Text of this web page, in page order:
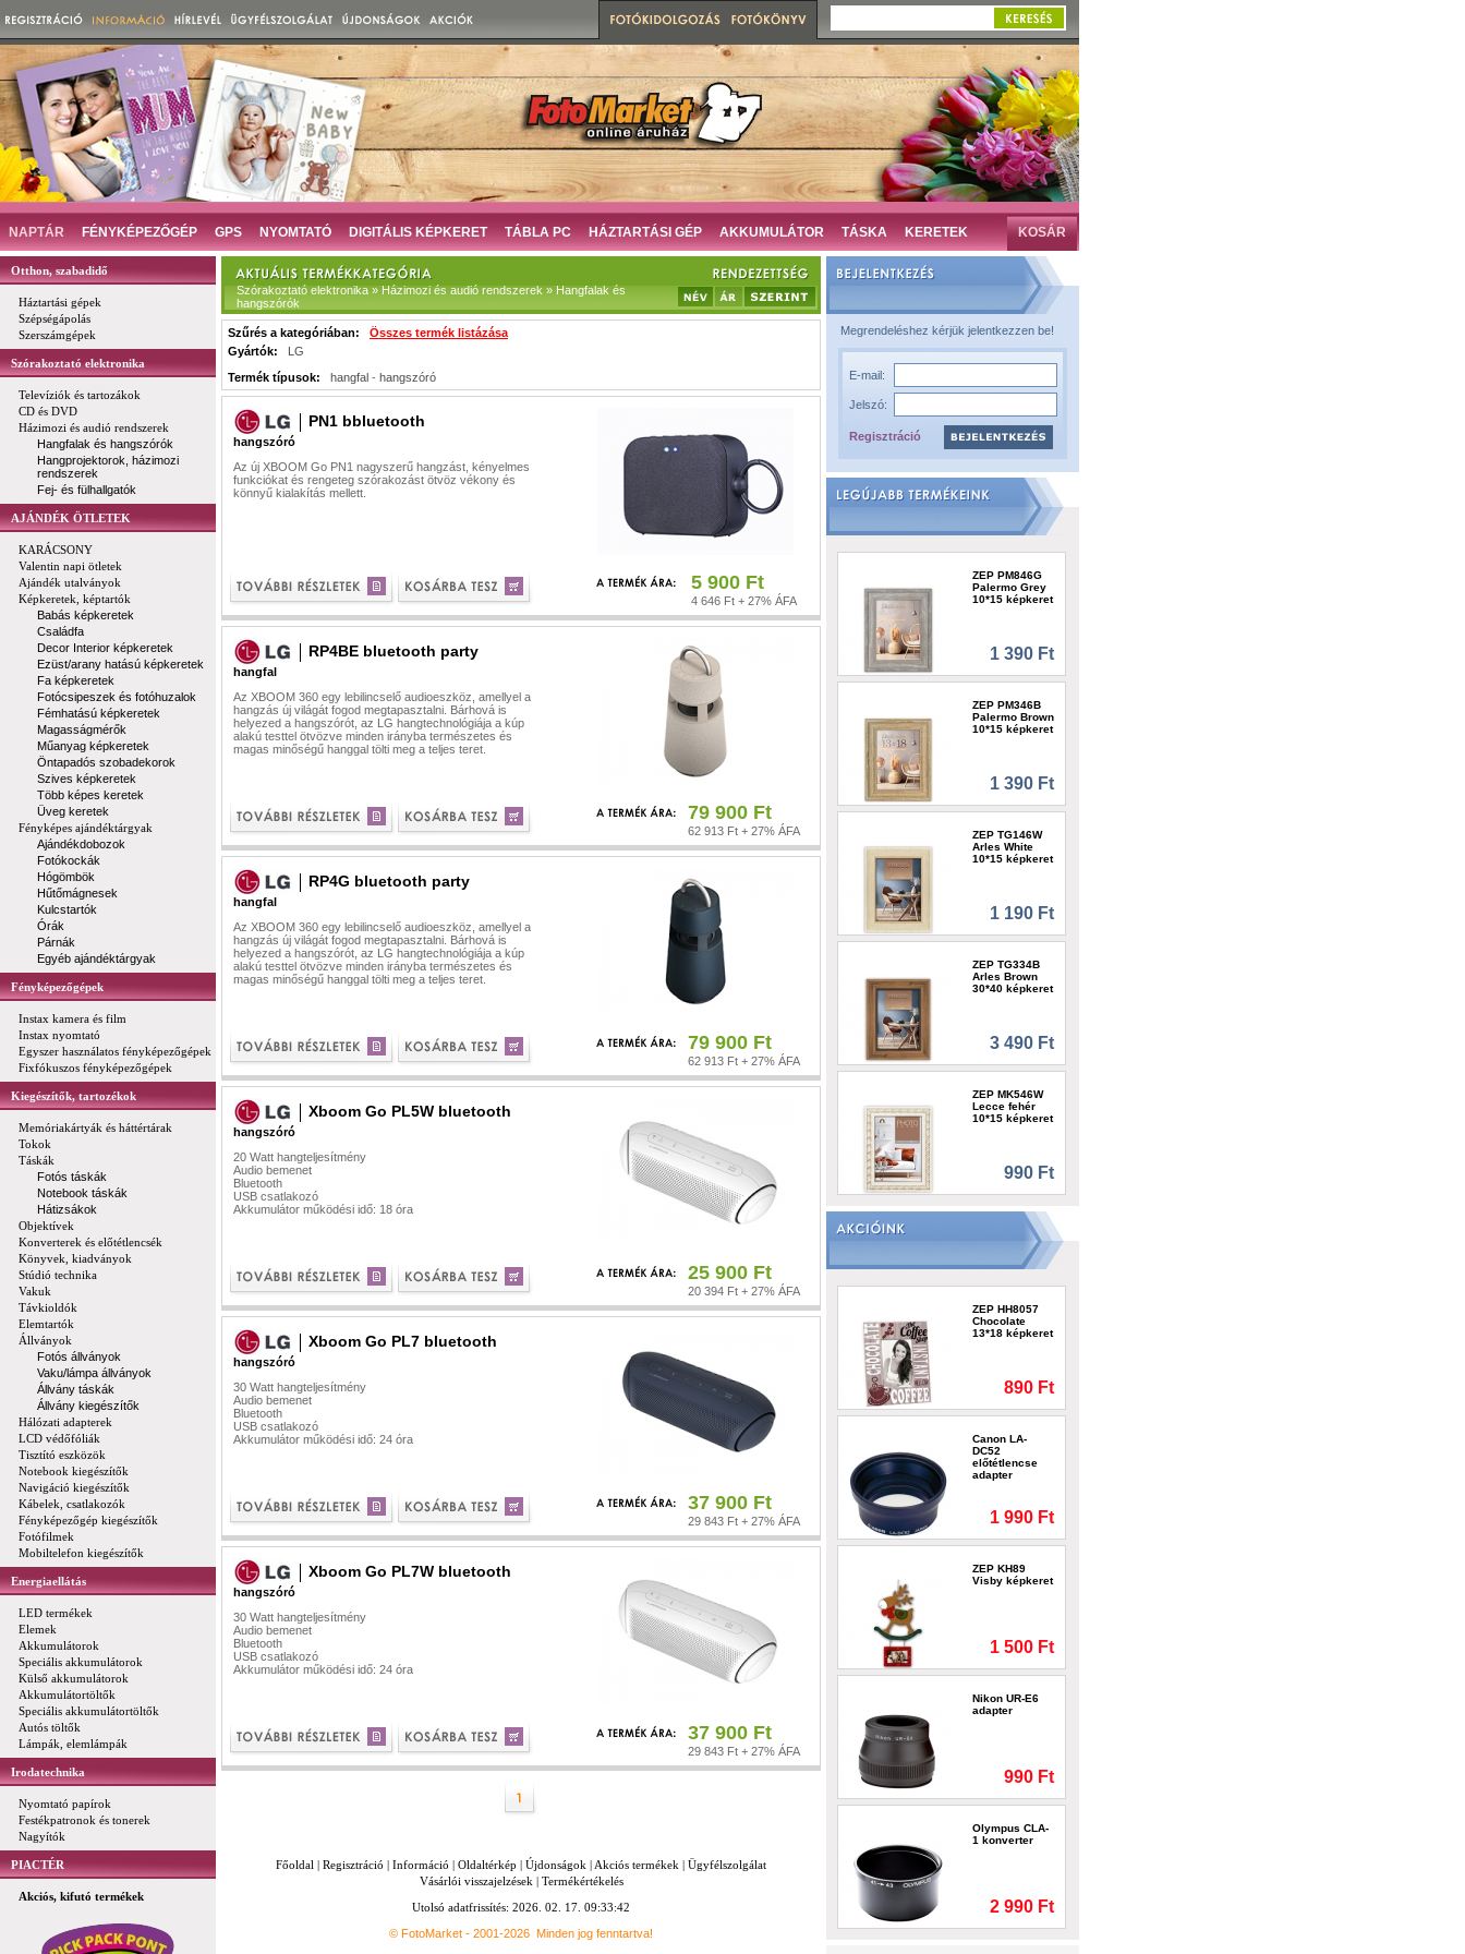
NAPTÁR FÉNYKÉPEZŐGÉP GPS NYOMTATÓ DIGITÁLIS KÉPKERET TÁBLA PC HÁZTARTÁSI GÉP AKKUMULÁTOR TÁSKA KERETEK KOSÁR
Otthon, szabadidő
Háztartási gépek
Szépségápolás
Szerszámgépek
Szórakoztató elektronika
Televíziók és tartozákok
CD és DVD
Házimozi és audió rendszerek
Hangfalak és hangszórók
Hangprojektorok, házimozi
rendszerek
Fej- és fülhallgatók
AJÁNDÉK ÖTLETEK
KARÁCSONY
Valentin napi ötletek
Ajándék utalványok
Képkeretek, képtartók
Babás képkeretek
Családfa
Decor Interior képkeretek
Ezüst/arany hatású képkeretek
Fa képkeretek
Fotócsipeszek és fotóhuzalok
Fémhatású képkeretek
Magasságmérők
Műanyag képkeretek
Öntapadós szobadekorok
Szives képkeretek
Több képes keretek
Üveg keretek
Fényképes ajándéktárgyak
Ajándékdobozok
Fotókockák
Hógömbök
Hűtőmágnesek
Kulcstartók
Órák
Párnák
Egyéb ajándéktárgyak
Fényképezőgépek
Instax kamera és film
Instax nyomtató
Egyszer használatos fényképezőgépek
Fixfókuszos fényképezőgépek
Kiegészítők, tartozékok
Memóriakártyák és háttértárak
Tokok
Táskák
Fotós táskák
Notebook táskák
Hátizsákok
Objektívek
Konverterek és előtétlencsék
Könyvek, kiadványok
Stúdió technika
Vakuk
Távkioldók
Elemtartók
Állványok
Fotós állványok
Vaku/lámpa állványok
Állvány táskák
Állvány kiegészítők
Hálózati adapterek
LCD védőfóliák
Tisztító eszközök
Notebook kiegészítők
Navigáció kiegészítők
Kábelek, csatlakozók
Fényképezőgép kiegészítők
Fotófilmek
Mobiltelefon kiegészítők
Energiaellátás
LED termékek
Elemek
Akkumulátorok
Speciális akkumulátorok
Külső akkumulátorok
Akkumulátortöltők
Speciális akkumulátortöltők
Autós töltők
Lámpák, elemlámpák
Irodatechnika
Nyomtató papírok
Festékpatronok és tonerek
Nagyítók
PIACTÉR
Akciós, kifutó termékek
Szórakoztató elektronika » Házimozi és audió rendszerek » Hangfalak és
hangszórók
Szűrés a kategóriában: Összes termék listázása
Gyártók:
LG
Termék típusok:
hangfal - hangszóró
PN1 bbluetooth
hangszóró
Az új XBOOM Go PN1 nagyszerű hangzást, kényelmes
funkciókat és rengeteg szórakozást ötvöz vékony és
könnyű kialakítás mellett.
5 900 Ft
4 646 Ft + 27% ÁFA
RP4BE bluetooth party
hangfal
Az XBOOM 360 egy lebilincselő audioeszköz, amellyel a
hangzás új világát fogod megtapasztalni. Bárhová is
helyezed a hangszórót, az LG hangtechnológiája a kúp
alakú testtel ötvözve minden irányba természetes és
magas minőségű hanggal tölti meg a teljes teret.
79 900 Ft
62 913 Ft + 27% ÁFA
RP4G bluetooth party
hangfal
Az XBOOM 360 egy lebilincselő audioeszköz, amellyel a
hangzás új világát fogod megtapasztalni. Bárhová is
helyezed a hangszórót, az LG hangtechnológiája a kúp
alakú testtel ötvözve minden irányba természetes és
magas minőségű hanggal tölti meg a teljes teret.
79 900 Ft
62 913 Ft + 27% ÁFA
Xboom Go PL5W bluetooth
hangszóró
20 Watt hangteljesítmény
Audio bemenet
Bluetooth
USB csatlakozó
Akkumulátor működési idő: 18 óra
25 900 Ft
20 394 Ft + 27% ÁFA
Xboom Go PL7 bluetooth
hangszóró
30 Watt hangteljesítmény
Audio bemenet
Bluetooth
USB csatlakozó
Akkumulátor működési idő: 24 óra
37 900 Ft
29 843 Ft + 27% ÁFA
Xboom Go PL7W bluetooth
hangszóró
30 Watt hangteljesítmény
Audio bemenet
Bluetooth
USB csatlakozó
Akkumulátor működési idő: 24 óra
37 900 Ft
29 843 Ft + 27% ÁFA
Főoldal | Regisztráció | Információ | Oldaltérkép | Újdonságok | Akciós termékek | Ügyfélszolgálat
Vásárlói visszajelzések | Termékértékelés
Utolsó adatfrissítés: 2026. 02. 17. 09:33:42
© FotoMarket - 2001-2026 Minden jog fenntartva!
Megrendeléshez kérjük jelentkezzen be!
E-mail:
Jelszó:
Regisztráció
ZEP PM846G
Palermo Grey
10*15 képkeret
1 390 Ft
ZEP PM346B
Palermo Brown
10*15 képkeret
1 390 Ft
ZEP TG146W
Arles White
10*15 képkeret
1 190 Ft
ZEP TG334B
Arles Brown
30*40 képkeret
3 490 Ft
ZEP MK546W
Lecce fehér
10*15 képkeret
990 Ft
ZEP HH8057
Chocolate
13*18 képkeret
890 Ft
Canon LA-
DC52
előtétlencse
adapter
1 990 Ft
ZEP KH89
Visby képkeret
1 500 Ft
Nikon UR-E6
adapter
990 Ft
Olympus CLA-
1 konverter
2 990 Ft